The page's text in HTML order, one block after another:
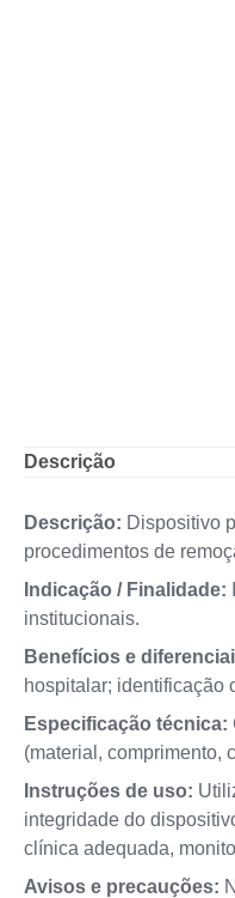
Descrição
Descrição: Dispositivo
procedimentos de
Indicação / Finalidade:
institucionais.
Benefícios e
hospitalar; identificação
Especificação técnica:
(material, comprimento,
Instruções de uso:
integridade do
clínica adequada,
Avisos e precauções: